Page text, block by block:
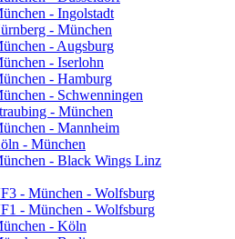
- Ingolstadt
- München
- Augsburg
- Iserlohn
- Hamburg
- Schwenningen
- München
- Mannheim
- München
- Black Wings Linz
- München - Wolfsburg
- München - Wolfsburg
- Köln